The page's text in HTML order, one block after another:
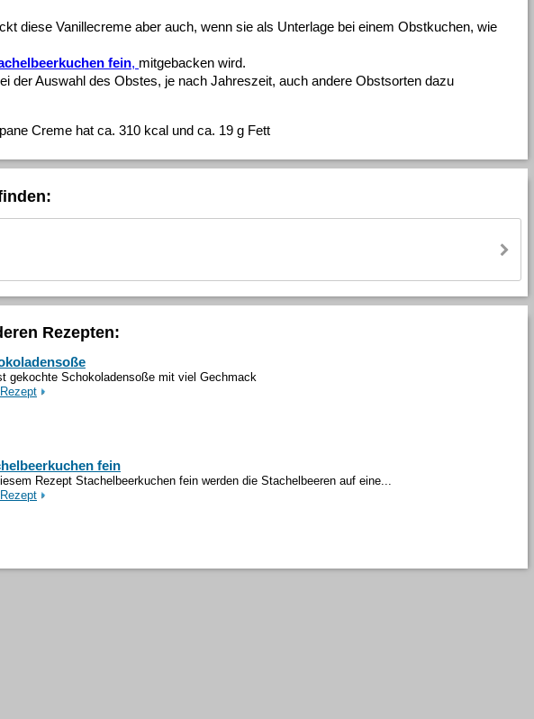
diese Vanillecreme aber auch, wenn sie als Unterlage bei einem Obstkuchen, wie
fein, mitgebacken wird.
der Auswahl des Obstes, je nach Jahreszeit, auch andere Obstsorten dazu
Creme hat ca. 310 kcal und ca. 19 g Fett
Rezepten:
gekochte Schokoladensoße mit viel Gechmack
fein
Rezept Stachelbeerkuchen fein werden die Stachelbeeren auf eine...